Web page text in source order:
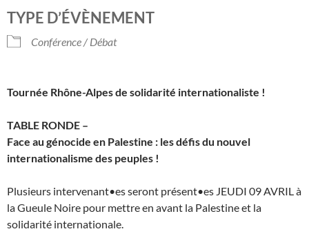
TYPE D’ÉVÈNEMENT
Conférence / Débat
Tournée Rhône-Alpes de solidarité internationaliste !
TABLE RONDE –
Face au génocide en Palestine : les défis du nouvel
internationalisme des peuples !
Plusieurs intervenant•es seront présent•es JEUDI 09 AVRIL à
la Gueule Noire pour mettre en avant la Palestineet la
solidarité internationale.